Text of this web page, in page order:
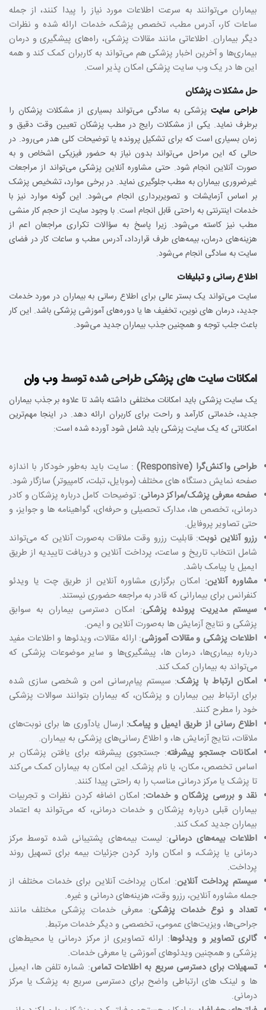
بیماران می‌توانند به سرعت اطلاعات مورد نیاز را پیدا کنند، از جمله
ساعات کار، آدرس مطب، تخصص پزشک، خدمات ارائه شده و نظرات
دیگر بیماران. اطلاعاتی مانند مقالات پزشکی، راه‌های پیشگیری و درمان
بیماری‌ها و آخرین اخبار پزشکی هم می‌تواند به کاربران کمک کند و همه
این ها در یک وب سایت پزشکی امکان پذیر است.
حل مشکلات پزشکان
طراحی سایت پزشکی به سادگی می‌تواند بسیاری از مشکلات پزشکان را
برطرف نماید. یکی از مشکلات رایج در مطب پزشکان تعیین وقت دقیق و
زمان بسیاری است که برای تشکیل پرونده یا توضیحات کلی هدر می‌رود. در
حالی که این مراحل می‌تواند بدون نیاز به حضور فیزیکی اشخاص و به
صورت آنلاین انجام شود. حتی مشاوره آنلاین پزشکی می‌تواند از مراجعات
غیرضروری بیماران به مطب جلوگیری نماید. در برخی موارد، تشخیص پزشک
بر اساس آزمایشات و تصویربرداری انجام می‌شود. این گونه موارد نیز با
خدمات اینترنتی به راحتی قابل انجام است. با وجود سایت از حجم کار منشی
مطب نیز کاسته می‌شود. زیرا پاسخ به سؤالات تکراری مراجعان اعم از
هزینه‌های درمان، بیمه‌های طرف قرارداد، آدرس مطب و ساعات کار در فضای
سایت به سادگی انجام می‌شود.
اطلاع رسانی و تبلیغات
سایت می‌تواند یک بستر عالی برای اطلاع‌ رسانی به بیماران در مورد خدمات
جدید، درمان‌ های نوین، تخفیف‌ ها یا دوره‌های آموزشی پزشکی باشد. این کار
باعث جلب توجه و همچنین جذب بیماران جدید می‌شود.
امکانات سایت های پزشکی طراحی شده توسط وب وان
یک سایت پزشکی باید امکانات مختلفی داشته باشد تا علاوه بر جذب بیماران
جدید، خدماتی کارآمد و راحت برای کاربران ارائه دهد. در اینجا مهم‌ترین
امکاناتی که یک سایت پزشکی باید شامل شود آورده شده است:
طراحی واکنش‌گرا (Responsive)
: سایت باید به‌طور خودکار با اندازه
صفحه نمایش دستگاه‌ های مختلف (موبایل، تبلت، کامپیوتر) سازگار شود.
صفحه معرفی پزشک/مراکز درمانی: توضیحات کامل درباره پزشکان و کادر
درمانی، تخصص‌ ها، مدارک تحصیلی و حرفه‌ای، گواهینامه‌ ها و جوایز، و
حتی تصاویر پروفایل.
رزرو آنلاین نوبت: قابلیت رزرو وقت ملاقات به‌صورت آنلاین که می‌تواند
شامل انتخاب تاریخ و ساعت، پرداخت آنلاین و دریافت تاییدیه از طریق
ایمیل یا پیامک باشد.
مشاوره آنلاین: امکان برگزاری مشاوره آنلاین از طریق چت یا ویدئو
کنفرانس برای بیمارانی که قادر به مراجعه حضوری نیستند.
سیستم مدیریت پرونده پزشکی: امکان دسترسی بیماران به سوابق
پزشکی و نتایج آزمایش‌ ها به‌صورت آنلاین و ایمن.
اطلاعات پزشکی و مقالات آموزشی: ارائه مقالات، ویدئوها و اطلاعات مفید
درباره بیماری‌ها، درمان‌ ها، پیشگیری‌ها و سایر موضوعات پزشکی که
می‌تواند به بیماران کمک کند.
امکان ارتباط با پزشک: سیستم پیام‌رسانی امن و شخصی‌ سازی‌ شده
برای ارتباط بین بیماران و پزشکان، که بیماران بتوانند سوالات پزشکی
خود را مطرح کنند.
اطلاع‌ رسانی از طریق ایمیل و پیامک: ارسال یادآوری‌ ها برای نوبت‌های
ملاقات، نتایج آزمایش‌ ها، و اطلاع‌ رسانی‌های پزشکی به بیماران.
امکانات جستجو پیشرفته: جستجوی پیشرفته برای یافتن پزشکان بر
اساس تخصص، مکان، یا نام پزشک. این امکان به بیماران کمک می‌کند
تا پزشک یا مرکز درمانی مناسب را به‌ راحتی پیدا کنند.
نقد و بررسی پزشکان و خدمات: امکان اضافه کردن نظرات و تجربیات
بیماران قبلی درباره پزشکان و خدمات درمانی، که می‌تواند به اعتماد
بیماران جدید کمک کند.
اطلاعات بیمه‌های درمانی: لیست بیمه‌های پشتیبانی‌ شده توسط مرکز
درمانی یا پزشک، و امکان وارد کردن جزئیات بیمه برای تسهیل روند
پرداخت.
سیستم پرداخت آنلاین: امکان پرداخت آنلاین برای خدمات مختلف از
جمله مشاوره آنلاین، رزرو وقت، هزینه‌های درمانی و غیره.
تعداد و نوع خدمات پزشکی: معرفی خدمات پزشکی مختلف مانند
جراحی‌ها، ویزیت‌های عمومی، تخصصی و دیگر خدمات مرتبط.
گالری تصاویر و ویدئوها: ارائه تصاویری از مرکز درمانی یا محیط‌های
پزشکی و همچنین ویدئوهای آموزشی یا معرفی خدمات.
تسهیلات برای دسترسی سریع به اطلاعات تماس: شماره تلفن‌ ها، ایمیل‌
ها و لینک‌ های ارتباطی واضح برای دسترسی سریع به پزشک یا مرکز
درمانی.